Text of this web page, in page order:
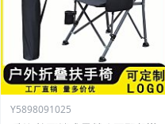
Y5898091025